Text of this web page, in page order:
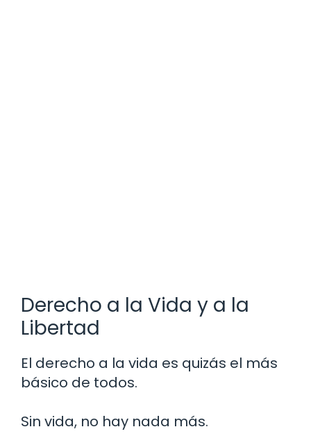
Derecho a la Vida y a la
Libertad
El derecho a la vida es quizás el más
básico de todos.
Sin vida, no hay nada más.